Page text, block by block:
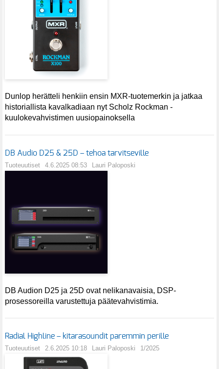
Dunlop herätteli henkiin ensin MXR-tuotemerkin ja jatkaa
historiallista kavalkadiaan nyt Scholz Rockman -
kuulokevahvistimen uusiopainoksella
DB Audio D25 & 25D – tehoa tarvitseville
Tuoteuutiset 4.6.2025 08:53 Lauri Paloposki
DB Audion D25 ja 25D ovat nelikanavaisia, DSP-
prosessoreilla varustettuja päätevahvistimia.
Radial Highline – kitarasoundit paremmin perille
Tuoteuutiset 2.6.2025 10:18 Lauri Paloposki 1/2025